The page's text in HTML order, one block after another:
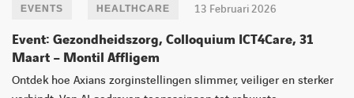
13 Februari 2026
EVENTS HEALTHCARE
Event: Gezondheidszorg, Colloquium ICT4Care, 31
Maart – Montil Affligem
Ontdek hoe Axians zorginstellingen slimmer, veiliger en sterker